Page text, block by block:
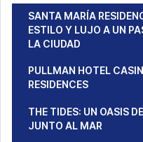
SANTA MARÍA
ESTILO Y LUJO A UN
LA CIUDAD
PULLMAN HOTEL
RESIDENCES
THE TIDES: UN OASIS
JUNTO AL MAR